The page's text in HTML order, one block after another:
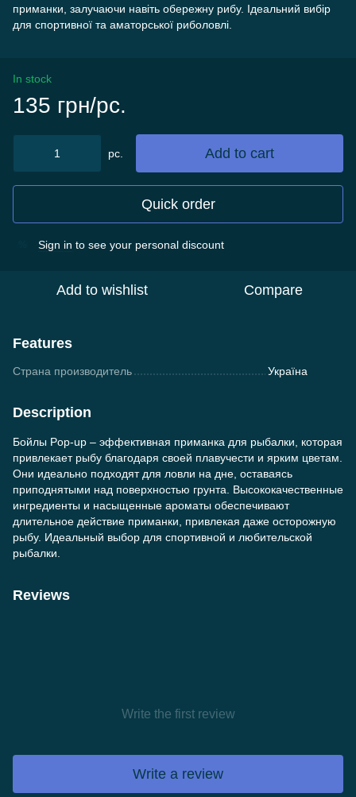
приманки, залучаючи навіть обережну рибу. Ідеальний вибір
для спортивної та аматорської риболовлі.
In stock
135 грн/pc.
pc. Add to cart
Quick order
Sign in to see your personal discount
Add to wishlist Compare
Features
Страна производитель Україна
Description
Бойлы Pop-up – эффективная приманка для рыбалки, которая
привлекает рыбу благодаря своей плавучести и ярким цветам.
Они идеально подходят для ловли на дне, оставаясь
приподнятыми над поверхностью грунта. Высококачественные
ингредиенты и насыщенные ароматы обеспечивают
длительное действие приманки, привлекая даже осторожную
рыбу. Идеальный выбор для спортивной и любительской
рыбалки.
Reviews
Write the first review
Write a review